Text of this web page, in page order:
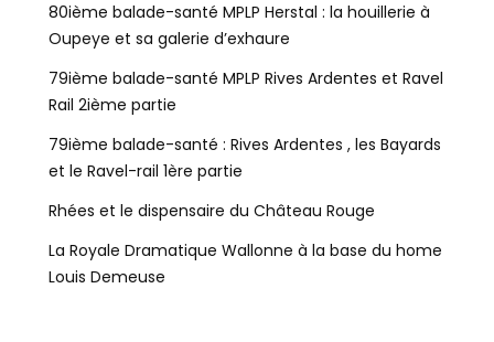
80ième balade-santé MPLP Herstal : la houillerie à
Oupeye et sa galerie d’exhaure
79ième balade-santé MPLP Rives Ardentes et Ravel
Rail 2ième partie
79ième balade-santé : Rives Ardentes , les Bayards
et le Ravel-rail 1ère partie
Rhées et le dispensaire du Château Rouge
La Royale Dramatique Wallonne à la base du home
Louis Demeuse